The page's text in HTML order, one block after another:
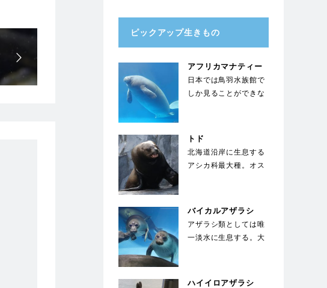
ピックアップ生きもの
アフリカマナティー
日本では鳥羽水族館で
しか見ることができな
トド
北海道沿岸に生息する
アシカ科最大種。オス
バイカルアザラシ
アザラシ類としては唯
一淡水に生息する。大
ハイイロアザラシ